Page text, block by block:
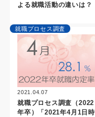
よる就職活動の違いは？
就職プロセス調査
2021.04.07
就職プロセス調査（2022
年卒）「2021年4月1日時